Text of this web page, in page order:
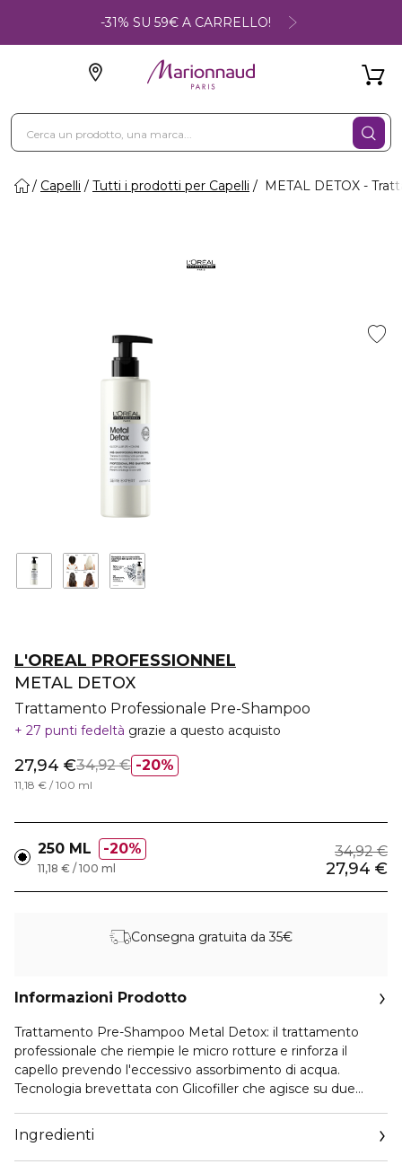
-31% SU 59€ A CARRELLO!
Capelli Tutti i prodotti per Capelli METAL DETOX -
L'OREAL PROFESSIONNEL
METAL DETOX
Trattamento Professionale Pre-Shampoo
27 punti fedeltà grazie a questo acquisto
20%
27,94 €34,92 €
11,18 € / 100 ml
250 ML 20% 34,92 €
27,94 €
11,18 € / 100 ml
Consegna gratuita da 35€
Informazioni Prodotto
Trattamento Pre-Shampoo Metal Detox: il trattamento
professionale che riempie le micro rotture e rinforza il
capello prevendo l'eccessivo assorbimento di acqua.
Tecnologia brevettata con Glicofiller che agisce su due
rotture, nella fibra penetra il capello e riempie la parte
corticale.
Il risultato? -96* in meno di rottura del capello*, 25x capello
Ingredienti